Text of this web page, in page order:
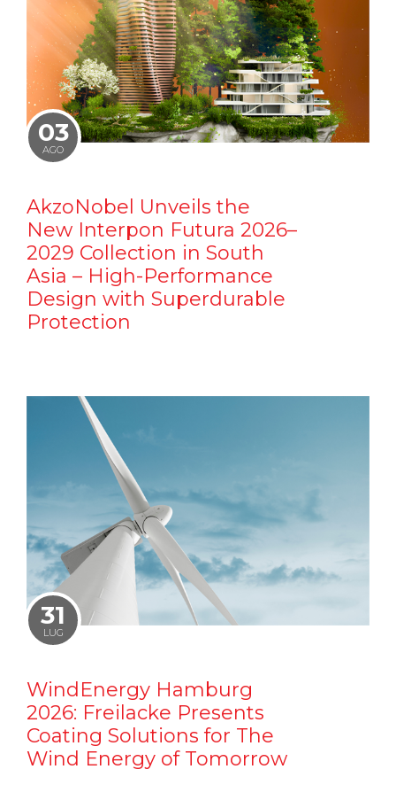
03
AGO
AkzoNobel Unveils the
New Interpon Futura 2026–
2029 Collection in South
Asia – High-Performance
Design with Superdurable
Protection
31
LUG
WindEnergy Hamburg
2026: Freilacke Presents
Coating Solutions for The
Wind Energy of Tomorrow